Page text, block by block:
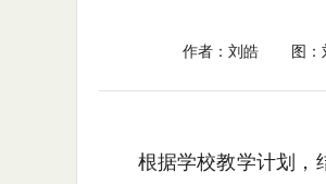
作者：刘皓 图：
根据学校教学计划，